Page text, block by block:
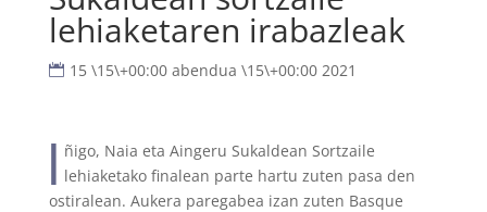
lehiaketaren irabazleak
15 \15\+00:00 abendua \15\+00:00 2021
I ñigo, Naia eta Aingeru Sukaldean Sortzaile
lehiaketako finalean parte hartu zuten pasa den
ostiralean. Aukera paregabea izan zuten Basque